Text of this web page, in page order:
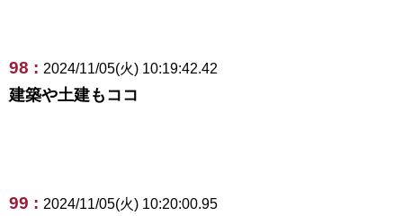
98 : 2024/11/05(火) 10:19:42.42
建築や土建もココ
99 : 2024/11/05(火) 10:20:00.95